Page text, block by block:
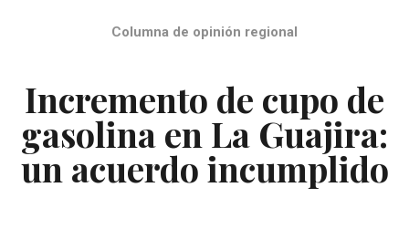
Columna de opinión regional
Incremento de cupo de
gasolina en La Guajira:
un acuerdo incumplido